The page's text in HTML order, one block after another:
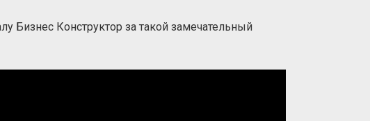
Бизнес Конструктор за такой замечательный